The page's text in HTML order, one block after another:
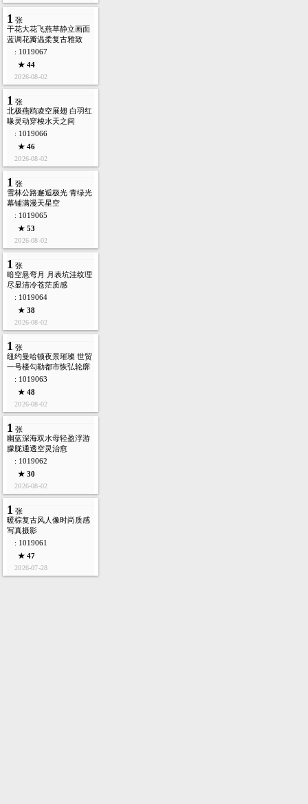
1 张
干花大花飞燕草静立画面
蓝调花瓣温柔复古雅致
: 1019067
★ 44
2026-08-02
1 张
北极燕鸥凌空展翅 白羽红
喙灵动穿梭水天之间
: 1019066
★ 46
2026-08-02
1 张
雪林公路邂逅极光 青绿光
幕铺满漫天星空
: 1019065
★ 53
2026-08-02
1 张
暗空悬弯月 月表坑洼纹理
尽显清冷苍茫质感
: 1019064
★ 38
2026-08-02
1 张
纽约曼哈顿夜景璀璨 世贸
一号楼勾勒都市恢弘轮廓
: 1019063
★ 48
2026-08-02
1 张
幽蓝深海双水母轻盈浮游
朦胧通透空灵治愈
: 1019062
★ 30
2026-08-02
1 张
暖棕复古风人像时尚质感
写真摄影
: 1019061
★ 47
2026-07-28